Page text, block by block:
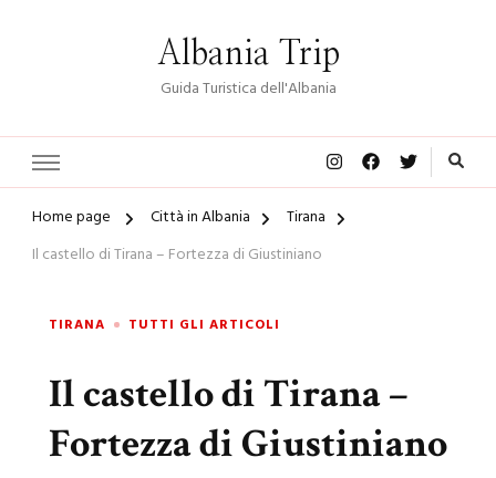
Albania Trip
Guida Turistica dell'Albania
Home page Città in Albania
Tirana
Il castello di Tirana – Fortezza di Giustiniano
TIRANA TUTTI GLI ARTICOLI
Il castello di Tirana –
Fortezza di Giustiniano